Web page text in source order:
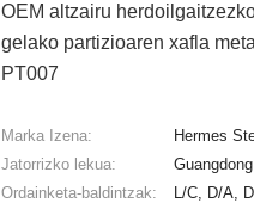
OEM altzairu
gelako partizioaren xafla
PT007
Marka Izena:
Hermes
Jatorrizko lekua:
Ordainketa-baldintzak:
L/C, D/A,